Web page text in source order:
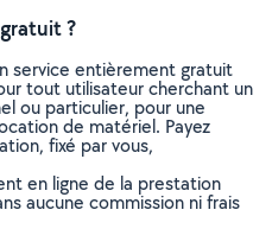
?
service entièrement gratuit
tout utilisateur cherchant un
ou particulier, pour une
de matériel. Payez
fixé par vous,
en ligne de la prestation
aucune commission ni frais